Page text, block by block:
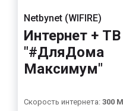
Netbynet (WIFIRE)
Интернет + ТВ
"#ДляДома
Максимум"
Скорость интернета: 300